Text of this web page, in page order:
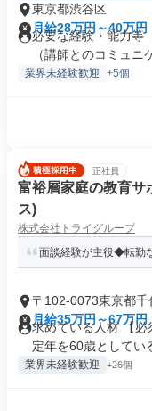
東京都渋谷区
月給28万円～40万円
必要な経験・能力等
（講師とのコミュニ
業界未経験歓迎 +5個
正社員
富裕層家庭の教育サ
ス)
株式会社トライグループ
面談経験が主役◆転勤
〒102-0073東京都千
月給35万円～67万円
求めている人材 【必
定年を60歳としてい
業界未経験歓迎 +26個